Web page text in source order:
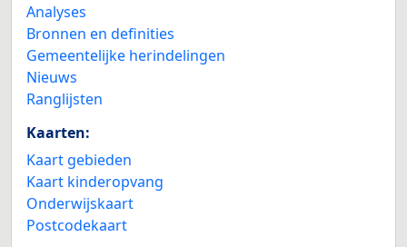
Analyses
Bronnen en definities
Gemeentelijke herindelingen
Nieuws
Ranglijsten
Kaarten:
Kaart gebieden
Kaart kinderopvang
Onderwijskaart
Postcodekaart